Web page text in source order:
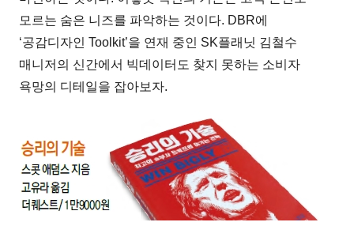
모르는 숨은 니즈를 파악하는 것이다. DBR에
‘공감디자인 Toolkit’을 연재 중인 SK플래닛 김철수
매니저의 신간에서 빅데이터도 찾지 못하는 소비자
욕망의 디테일을 잡아보자.